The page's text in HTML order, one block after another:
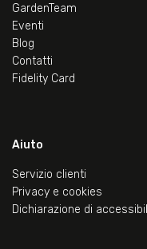
GardenTeam
Eventi
Blog
Contatti
Fidelity Card
Aiuto
Servizio clienti
Privacy e cookies
Dichiarazione di